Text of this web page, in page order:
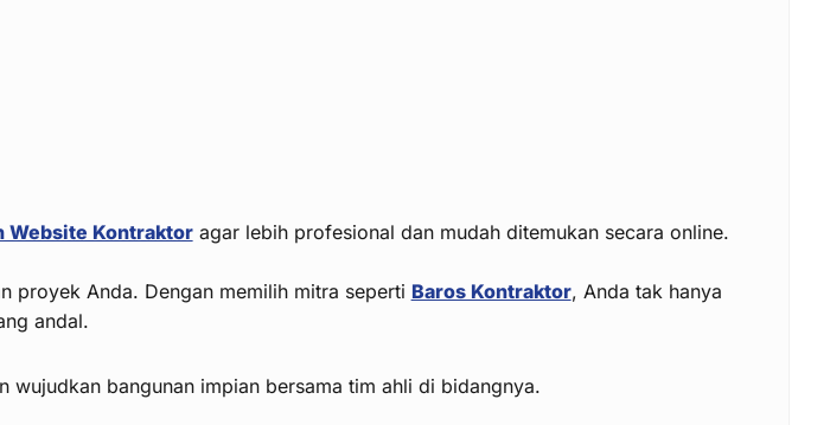
Website Kontraktoragar lebih profesional dan mudah ditemukan secara online.
proyek Anda. Dengan memilih mitra seperti Baros Kontraktor, Anda tak hanya
andal.
bangunan impian bersama tim ahli di bidangnya.